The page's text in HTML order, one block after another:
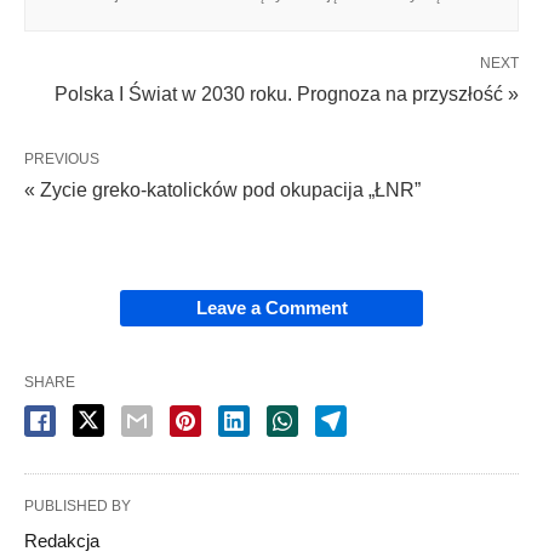
NEXT
Polska I Świat w 2030 roku. Prognoza na przyszłość »
PREVIOUS
« Zycie greko-katolicków pod okupacija „ŁNR”
Leave a Comment
SHARE
PUBLISHED BY
Redakcja